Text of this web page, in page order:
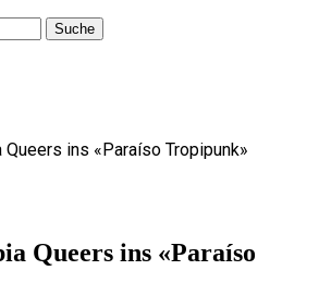
ins «Paraíso Tropipunk»
Queers ins «Paraíso